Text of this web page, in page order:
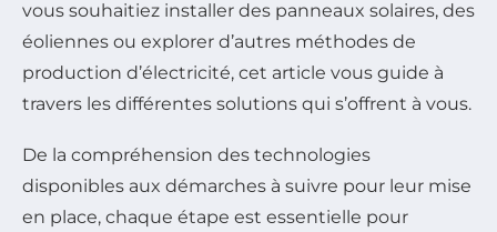
vous souhaitiez installer des panneaux solaires, des
éoliennes ou explorer d’autres méthodes de
production d’électricité, cet article vous guide à
travers les différentes solutions qui s’offrent à vous.
De la compréhension des technologies
disponibles aux démarches à suivre pour leur mise
en place, chaque étape est essentielle pour